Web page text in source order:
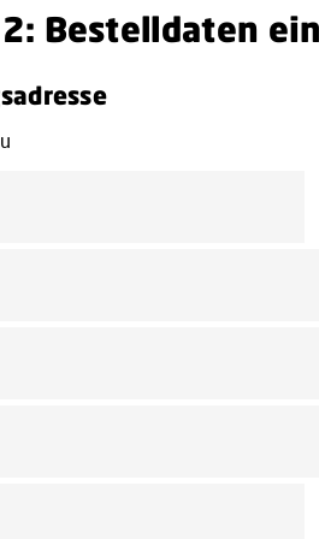
Bestelldaten